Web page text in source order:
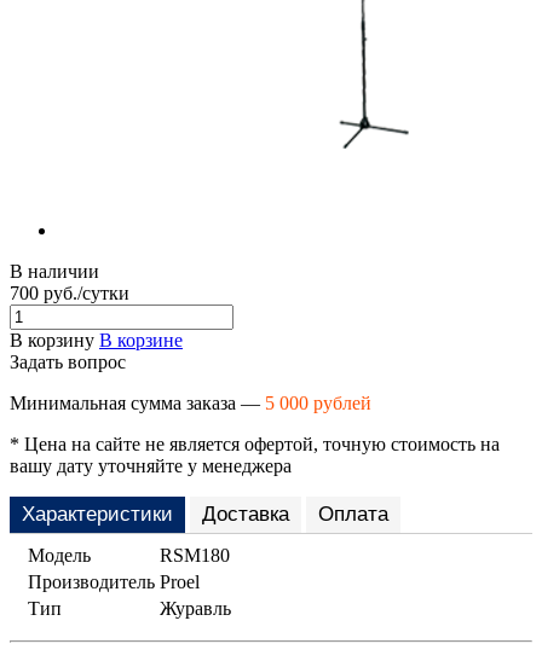
В наличии
700 руб./сутки
В корзину В корзине
Задать вопрос
Минимальная сумма заказа — 5 000 рублей
* Цена на сайте не является офертой, точную стоимость на
вашу дату уточняйте у менеджера
Характеристики Доставка Оплата
Модель
RSM180
Производитель Proel
Тип
Журавль